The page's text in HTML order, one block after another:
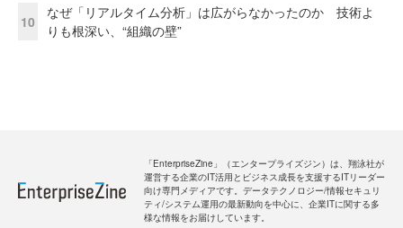
10
なぜ「リアルタイム分析」は広がらなかったのか 技術よ
りも根深い、“組織の壁”
「EnterpriseZine」（エンタープライズジン）は、翔泳社が
運営する企業のIT活用とビジネス成長を支援するITリーダー
向け専門メディアです。データテクノロジー/情報セキュリ
ティ/システム運用の最新動向を中心に、企業ITに関する多
様な情報をお届けしています。